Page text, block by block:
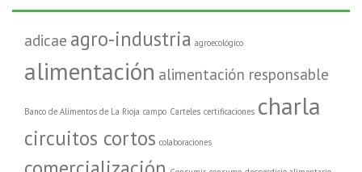
adicae agro-industria agroecológico
alimentación alimentación responsable
Banco de Alimentos de La Rioja campo Carteles certificaciones charla
circuitos cortos colaboraciones